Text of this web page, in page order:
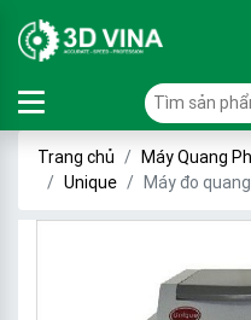
Trang chủ
Máy Quang
Unique
Máy đo